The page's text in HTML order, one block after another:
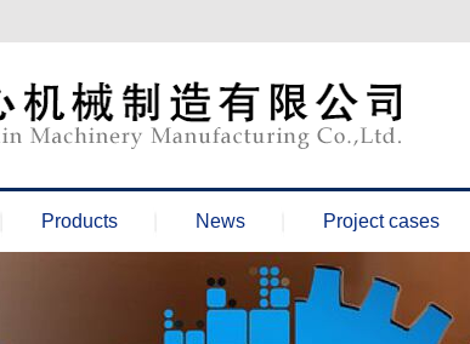
Products News Project cases